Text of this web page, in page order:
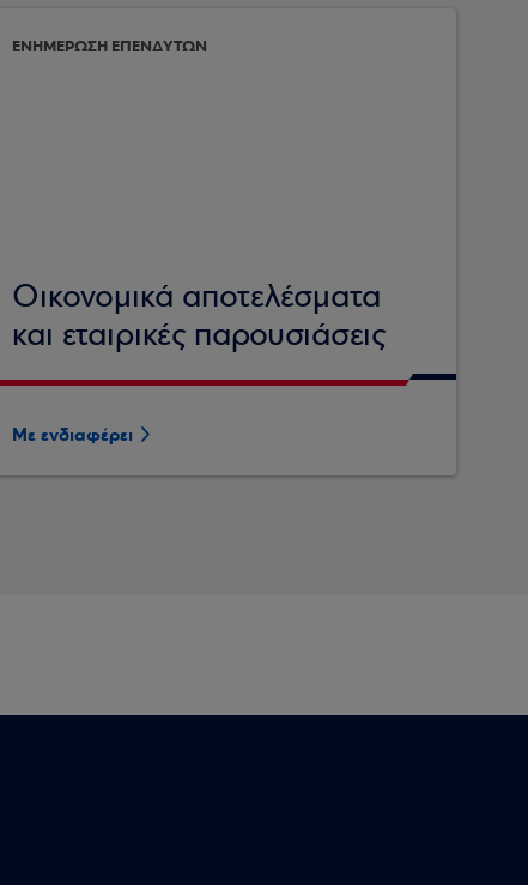
ΕΝΗΜΕΡΩΣΗ ΕΠΕΝΔΥΤΩΝ
Οικονομικά αποτελέσματα
και εταιρικές παρουσιάσεις
Με ενδιαφέρει